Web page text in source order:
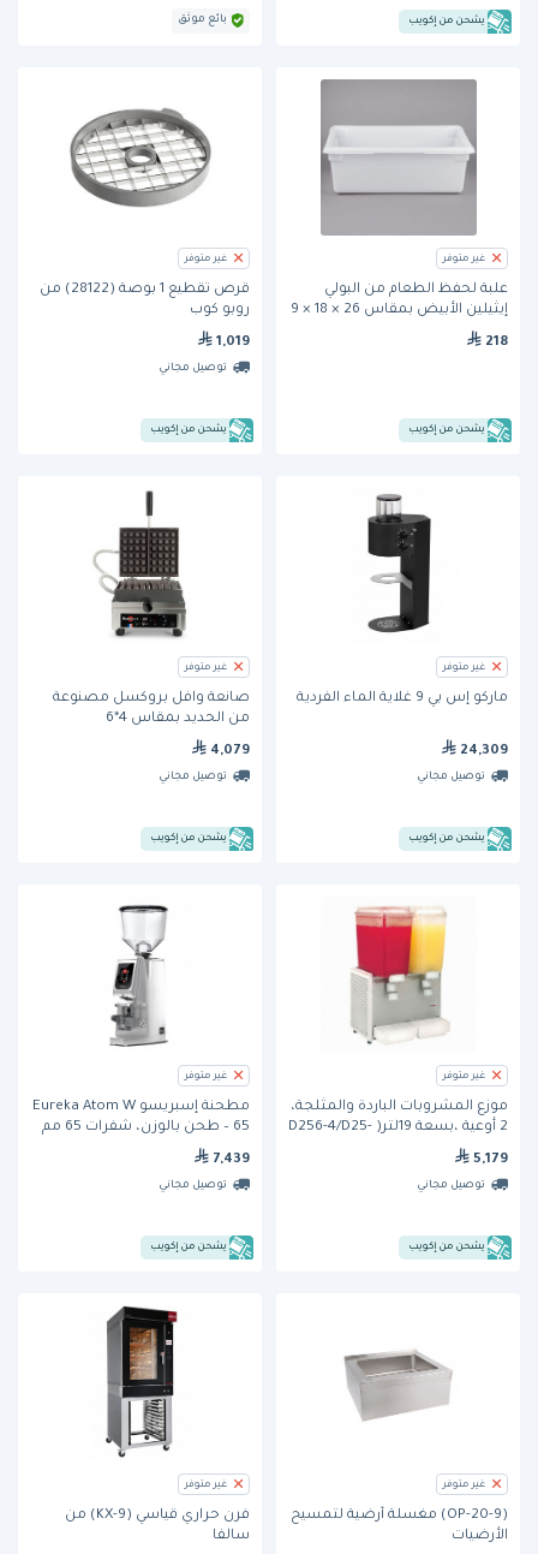
يشحن من إكويب بائع موثق
غير متوفر
علبة لحفظ الطعام من البولي
إيثيلين الأبيض بمقاس 26 × 18 × 9
ربرميد
218
يشحن من إكويب
غير متوفر
قرص تقطيع 1 بوصة (28122) من
روبو كوب
1,019
توصيل مجاني
يشحن من إكويب
غير متوفر
ماركو إس بي 9 غلاية الماء الفردية
24,309
توصيل مجاني
يشحن من إكويب
غير متوفر
صانعة وافل بروكسل مصنوعة
من الحديد بمقاس 4*6
4,079
توصيل مجاني
يشحن من إكويب
غير متوفر
موزع المشروبات الباردة والمثلجة،
2 أوعية ،بسعة 19لتر( D256-4/D25-
5,179
توصيل مجاني
يشحن من إكويب
غير متوفر
مطحنة إسبريسو Eureka Atom W
65 – طحن بالوزن، شفرات 65 مم
7,439
توصيل مجاني
يشحن من إكويب
غير متوفر
(9-OP-20) مغسلة أرضية لتمسيح
الأرضيات
غير متوفر
فرن حراري قياسي (KX-9) من
سالفا